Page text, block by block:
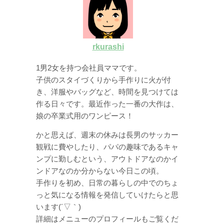
rkurashi
1男2女を持つ会社員ママです。
子供のスタイづくりから手作りに火が付
き、洋服やバッグなど、時間を見つけては
作る日々です。最近作った一番の大作は、
娘の卒業式用のワンピース！
かと思えば、週末の休みは長男のサッカー
観戦に費やしたり、パパの趣味であるキャ
ンプに勤しむという、アウトドアなのかイ
ンドアなのか分からない今日この頃。
手作りを初め、日常の暮らしの中でのちょ
っと気になる情報を発信していけたらと思
います(´▽｀)
詳細はメニューのプロフィールもご覧くだ